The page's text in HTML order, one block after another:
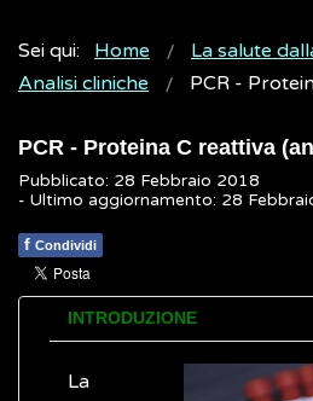
Sei qui: Home La salute
Analisi cliniche
PCR -
PCR - Proteina C reattiva
Pubblicato: 28 Febbraio 2018
- Ultimo aggiornamento: 28
f Condividi
INTRODUZIONE
La